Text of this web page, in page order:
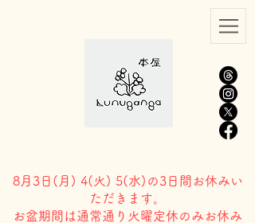
8月3日( 月) 4(火) 5(水)の3日間お休みい
ただきます。
​お盆期間は通常通り火曜定休のみお休み